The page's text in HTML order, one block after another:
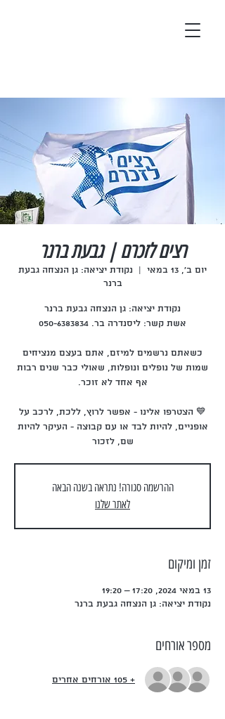
רצים לזכרם | גבעת ברנר
יום ב׳, 13 במאי
  |
נקודת יציאה: גן הנצחה גבעת
ברנר
כשאתם נרשמים למיזם, אתם בעצם מנציחים
שמות של נופלים ונופלות, שאולי כבר שנים רבות
💙 הצטרפו אלינו - אפשר לרוץ, ללכת, לרכב על
אופניים, להיות לבד או עם קבוצה - העיקר להיות
שם, לזכור
ההרשמה סגורה! נתראה בשנה הבאה
לאתר שלנו
זמן ומיקום
13 במאי 2024, 17:20 – 19:20
נקודת יציאה: גן הנצחה גבעת ברנר
מספר אורחים
+ 105 אורחים אחרים